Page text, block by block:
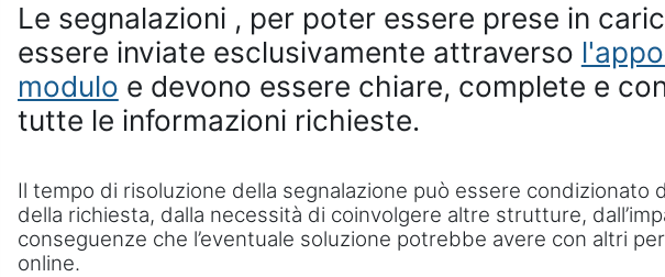
Le segnalazioni , per poter essere prese in
essere inviate esclusivamente attraverso
modulo e devono essere chiare, complete e
tutte le informazioni richieste.
Il tempo di risoluzione della segnalazione può essere condizionato
della richiesta, dalla necessità di coinvolgere altre strutture,
conseguenze che l’eventuale soluzione potrebbe avere con altri
online.